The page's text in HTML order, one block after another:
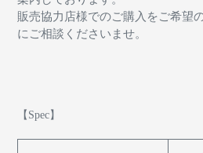
販売協力店様でのご購入をご希望
にご相談くださいませ。
【Spec】